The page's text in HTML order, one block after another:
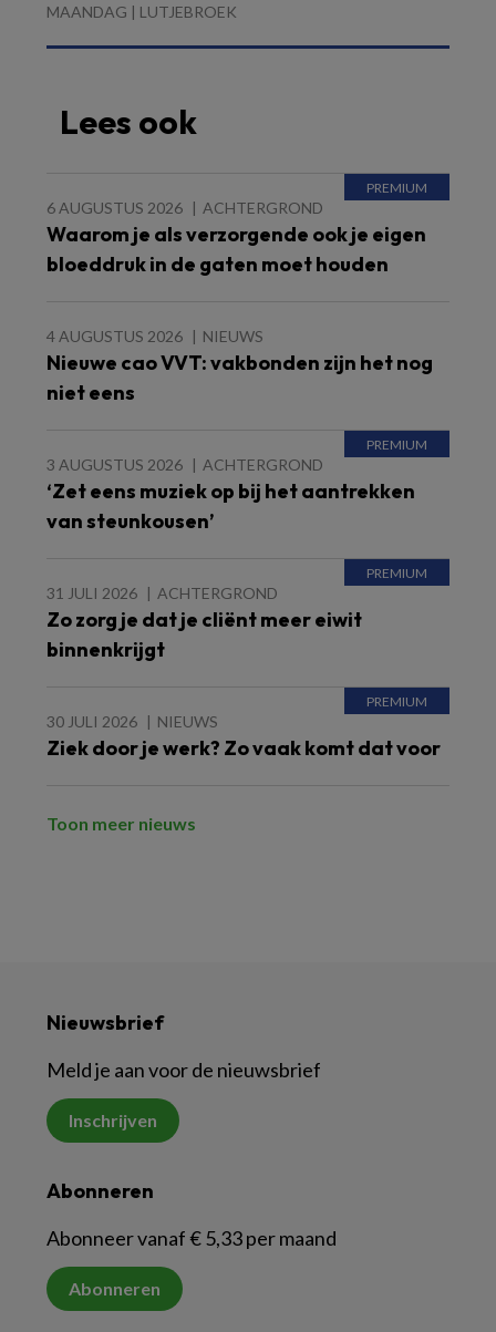
MAANDAG | LUTJEBROEK
Lees ook
6 AUGUSTUS 2026 ACHTERGROND
Waarom je als verzorgende ook je eigen
bloeddruk in de gaten moet houden
4 AUGUSTUS 2026 NIEUWS
Nieuwe cao VVT: vakbonden zijn het nog
niet eens
3 AUGUSTUS 2026 ACHTERGROND
‘Zet eens muziek op bij het aantrekken
van steunkousen’
31 JULI 2026 ACHTERGROND
Zo zorg je dat je cliënt meer eiwit
binnenkrijgt
30 JULI 2026 NIEUWS
Ziek door je werk? Zo vaak komt dat voor
Toon meer nieuws
Nieuwsbrief
Meld je aan voor de nieuwsbrief
Inschrijven
Abonneren
Abonneer vanaf € 5,33 per maand
Abonneren